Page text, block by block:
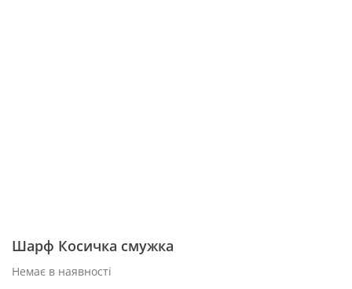
Шарф Косичка смужка
Немає в наявності